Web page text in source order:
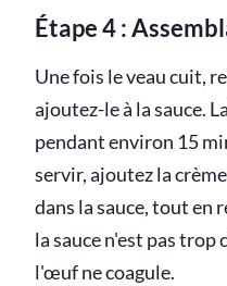
Étape 4 :
Une fois le veau cuit,
ajoutez-le à la sauce.
pendant environ 15
servir, ajoutez la
dans la sauce, tout en
la sauce n'est pas trop
l'œuf ne coagule.